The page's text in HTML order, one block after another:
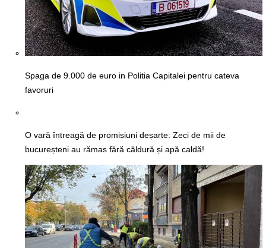
Spaga de 9.000 de euro in Politia Capitalei pentru cateva
favoruri
O vară întreagă de promisiuni deșarte: Zeci de mii de
bucureșteni au rămas fără căldură și apă caldă!